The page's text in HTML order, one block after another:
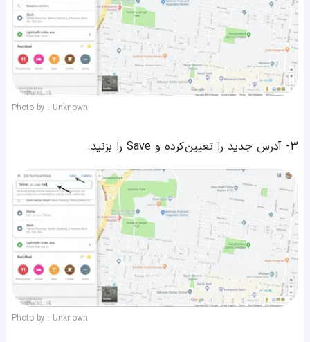
Photo by : Unknown
3- آدرس جدید را تعیین کرده و Save را بزنید.
Photo by : Unknown